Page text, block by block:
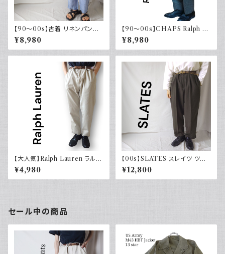
【90～00s】古着 リネンパンツ
ストライプ ライトブルー 夏 スラ
ックス
¥8,980
【90～00s】CHAPS Ralph La
uren チャップス ラルフローレン
¥8,980
【大人気】Ralph Lauren ラルフ
ローレン チノパン アイボリー
¥4,980
【00s】SLATES スレイツ ツー
タック スラックス リーバイス Le
vi's カーキグリーン 古着
¥12,800
セール中の商品